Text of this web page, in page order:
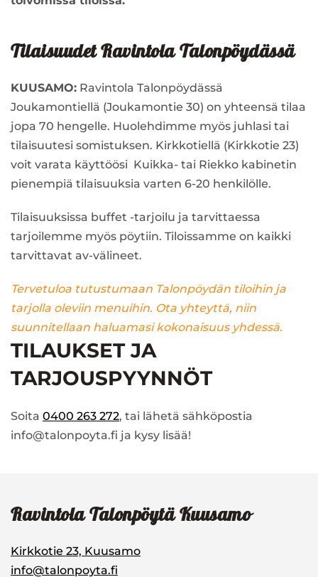
Tilaisuudet Ravintola Talonpöydässä
KUUSAMO: Ravintola Talonpöydässä
Joukamontiellä (Joukamontie 30) on yhteensä tilaa
jopa 70 hengelle. Huolehdimme myös juhlasi tai
tilaisuutesi somistuksen. Kirkkotiellä (Kirkkotie 23)
voit varata käyttöösi Kuikka- tai Riekko kabinetin
pienempiä tilaisuuksia varten 6-20 henkilölle.
Tilaisuuksissa buffet -tarjoilu ja tarvittaessa
tarjoilemme myös pöytiin. Tiloissamme on kaikki
tarvittavat av-välineet.
Tervetuloa tutustumaan Talonpöydän tiloihin ja
tarjolla oleviin menuihin. Ota yhteyttä, niin
suunnitellaan haluamasi kokonaisuus yhdessä.
TILAUKSET JA
TARJOUSPYYNNÖT
Soita 0400 263 272, tai lähetä sähköpostia
info@talonpoyta.fi ja kysy lisää!
Ravintola Talonpöytä Kuusamo
Kirkkotie 23, Kuusamo
info@talonpoyta.fi